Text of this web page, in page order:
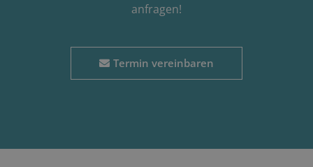
anfragen!
Termin vereinbaren